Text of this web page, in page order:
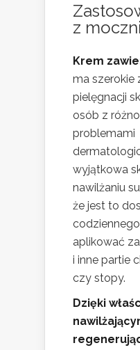
z
Krem
ma szerokie
pielęgnacji
osób z
problemami
wyjątkowa
nawilżaniu
że jest to
aplikować
i inne partie
czy stopy.
Dzięki